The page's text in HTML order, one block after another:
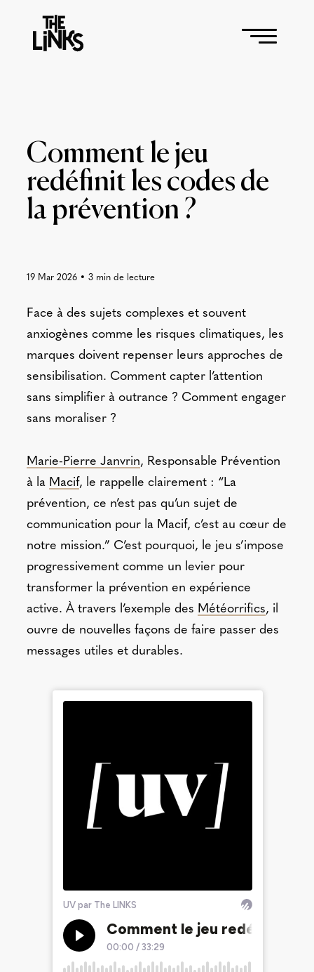
Comment le jeu
redéfinit les codes de
la prévention ?
19 Mar 2026• 3 min de lecture
Face à des sujets complexes et souvent
anxiogènes comme les risques climatiques, les
marques doivent repenser leurs approches de
sensibilisation. Comment capter l’attention
sans simplifier à outrance ? Comment engager
sans moraliser ?
Marie-Pierre Janvrin, Responsable Prévention
à la Macif, le rappelle clairement : “La
prévention, ce n’est pas qu’un sujet de
communication pour la Macif, c’est au cœur de
notre mission.” C’est pourquoi, le jeu s’impose
progressivement comme un levier pour
transformer la prévention en expérience
active. À travers l’exemple des Météorrifics, il
ouvre de nouvelles façons de faire passer des
messages utiles et durables.